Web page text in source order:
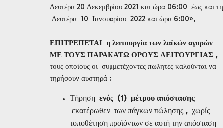
Δευτέρα 20 Δεκεμβρίου 2021 και ώρα 06:00 έως και τη
Δευτέρα 10 Ιανουαρίου 2022 και ώρα 6:00»,
ΕΠΙΤΡΕΠΕΤΑΙ η λειτουργία των λαϊκών αγορών
ΜΕ ΤΟΥΣ ΠΑΡΑΚΑΤΩ ΟΡΟΥΣ ΛΕΙΤΟΥΡΓΙΑΣ ,
τους οποίους οι συμμετέχοντες πωλητές καλούνται να
τηρήσουν αυστηρά :
Τήρηση ενός (1) μέτρου απόστασης
εκατέρωθεν των πάγκων πώλησης , χωρίς
τοποθέτηση προϊόντων σε αυτή την απόσταση